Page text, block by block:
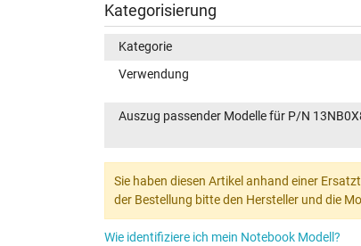
Kategorisierung
Kategorie
Verwendung
Auszug passender Modelle für P/N
Sie haben diesen Artikel anhand einer
der Bestellung bitte den Hersteller und die
Wie identifiziere ich mein Notebook Modell?